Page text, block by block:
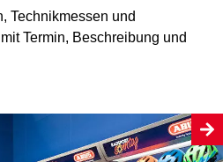
Technikmessen und
Termin, Beschreibung und